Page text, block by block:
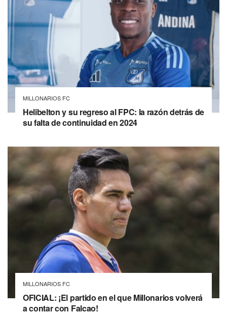
MILLONARIOS FC
Helibelton y su regreso al FPC: la razón detrás de
su falta de continuidad en 2024
MILLONARIOS FC
OFICIAL: ¡El partido en el que Millonarios volverá
a contar con Falcao!